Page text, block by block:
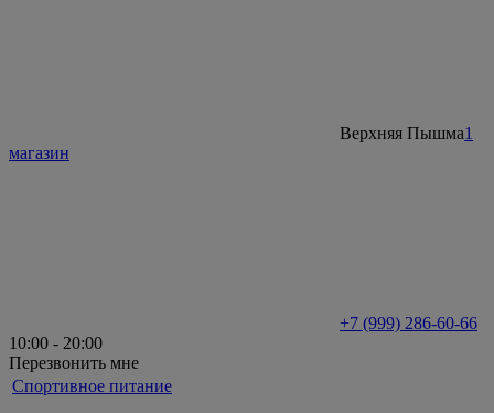
Верхняя Пышма1
магазин
+7 (999) 286-60-66
10:00 - 20:00
Перезвонить мне
Спортивное питание